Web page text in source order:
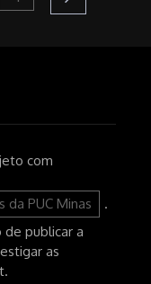
com
da PUC Minas
.
publicar a
as